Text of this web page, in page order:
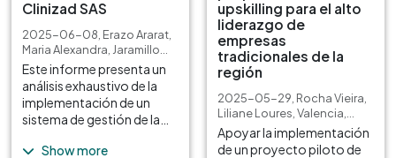
Clinizad SAS
2025-06-08 Erazo Ararat,
Maria Alexandra Jaramillo
Lozano, Santiago
Este informe presenta un
análisis exhaustivo de la
implementación de un
sistema de gestión de la
organización, con el
Show more
upskilling para el alto
liderazgo de
empresas
tradicionales de la
región
2025-05-29 Rocha Vieira,
Liliane Loures Valencia,
Saryth Giovana
Apoyar la implementación
de un proyecto piloto de